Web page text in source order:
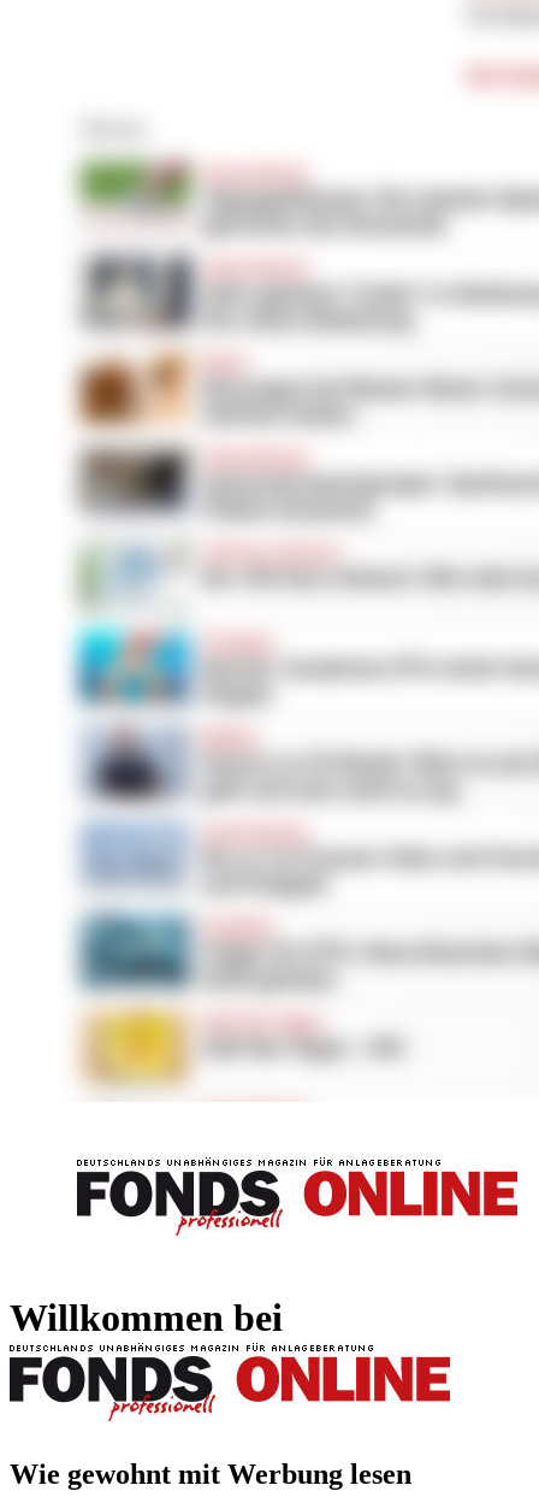
Willkommen bei
Wie gewohnt mit Werbung lesen